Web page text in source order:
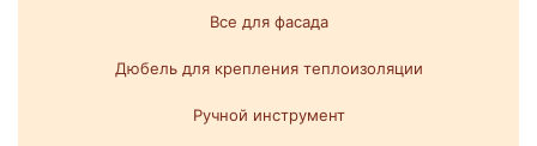
Все для фасада
Дюбель для крепления теплоизоляции
Ручной инструмент